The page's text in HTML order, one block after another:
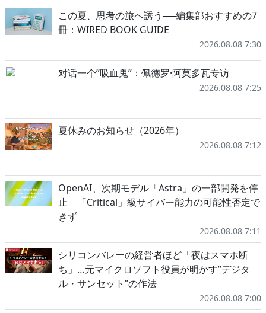
この夏、思考の旅へ誘う──編集部おすすめの7
冊：WIRED BOOK GUIDE
2026.08.08 7:30
对话一个”吸血鬼”：佩德罗·阿莫多瓦专访
2026.08.08 7:25
夏休みのお知らせ（2026年）
2026.08.08 7:12
OpenAI、次期モデル「Astra」の一部開発を停
止 「Critical」級サイバー能力の可能性否定で
きず
2026.08.08 7:11
シリコンバレーの経営者ほど「夜はスマホ断
ち」…元マイクロソフト役員が明かす”デジタ
ル・サンセット”の作法
2026.08.08 7:00